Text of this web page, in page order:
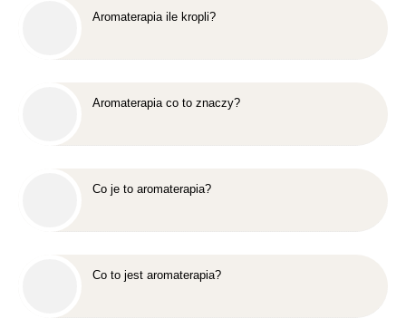
Aromaterapia ile kropli?
Aromaterapia co to znaczy?
Co je to aromaterapia?
Co to jest aromaterapia?